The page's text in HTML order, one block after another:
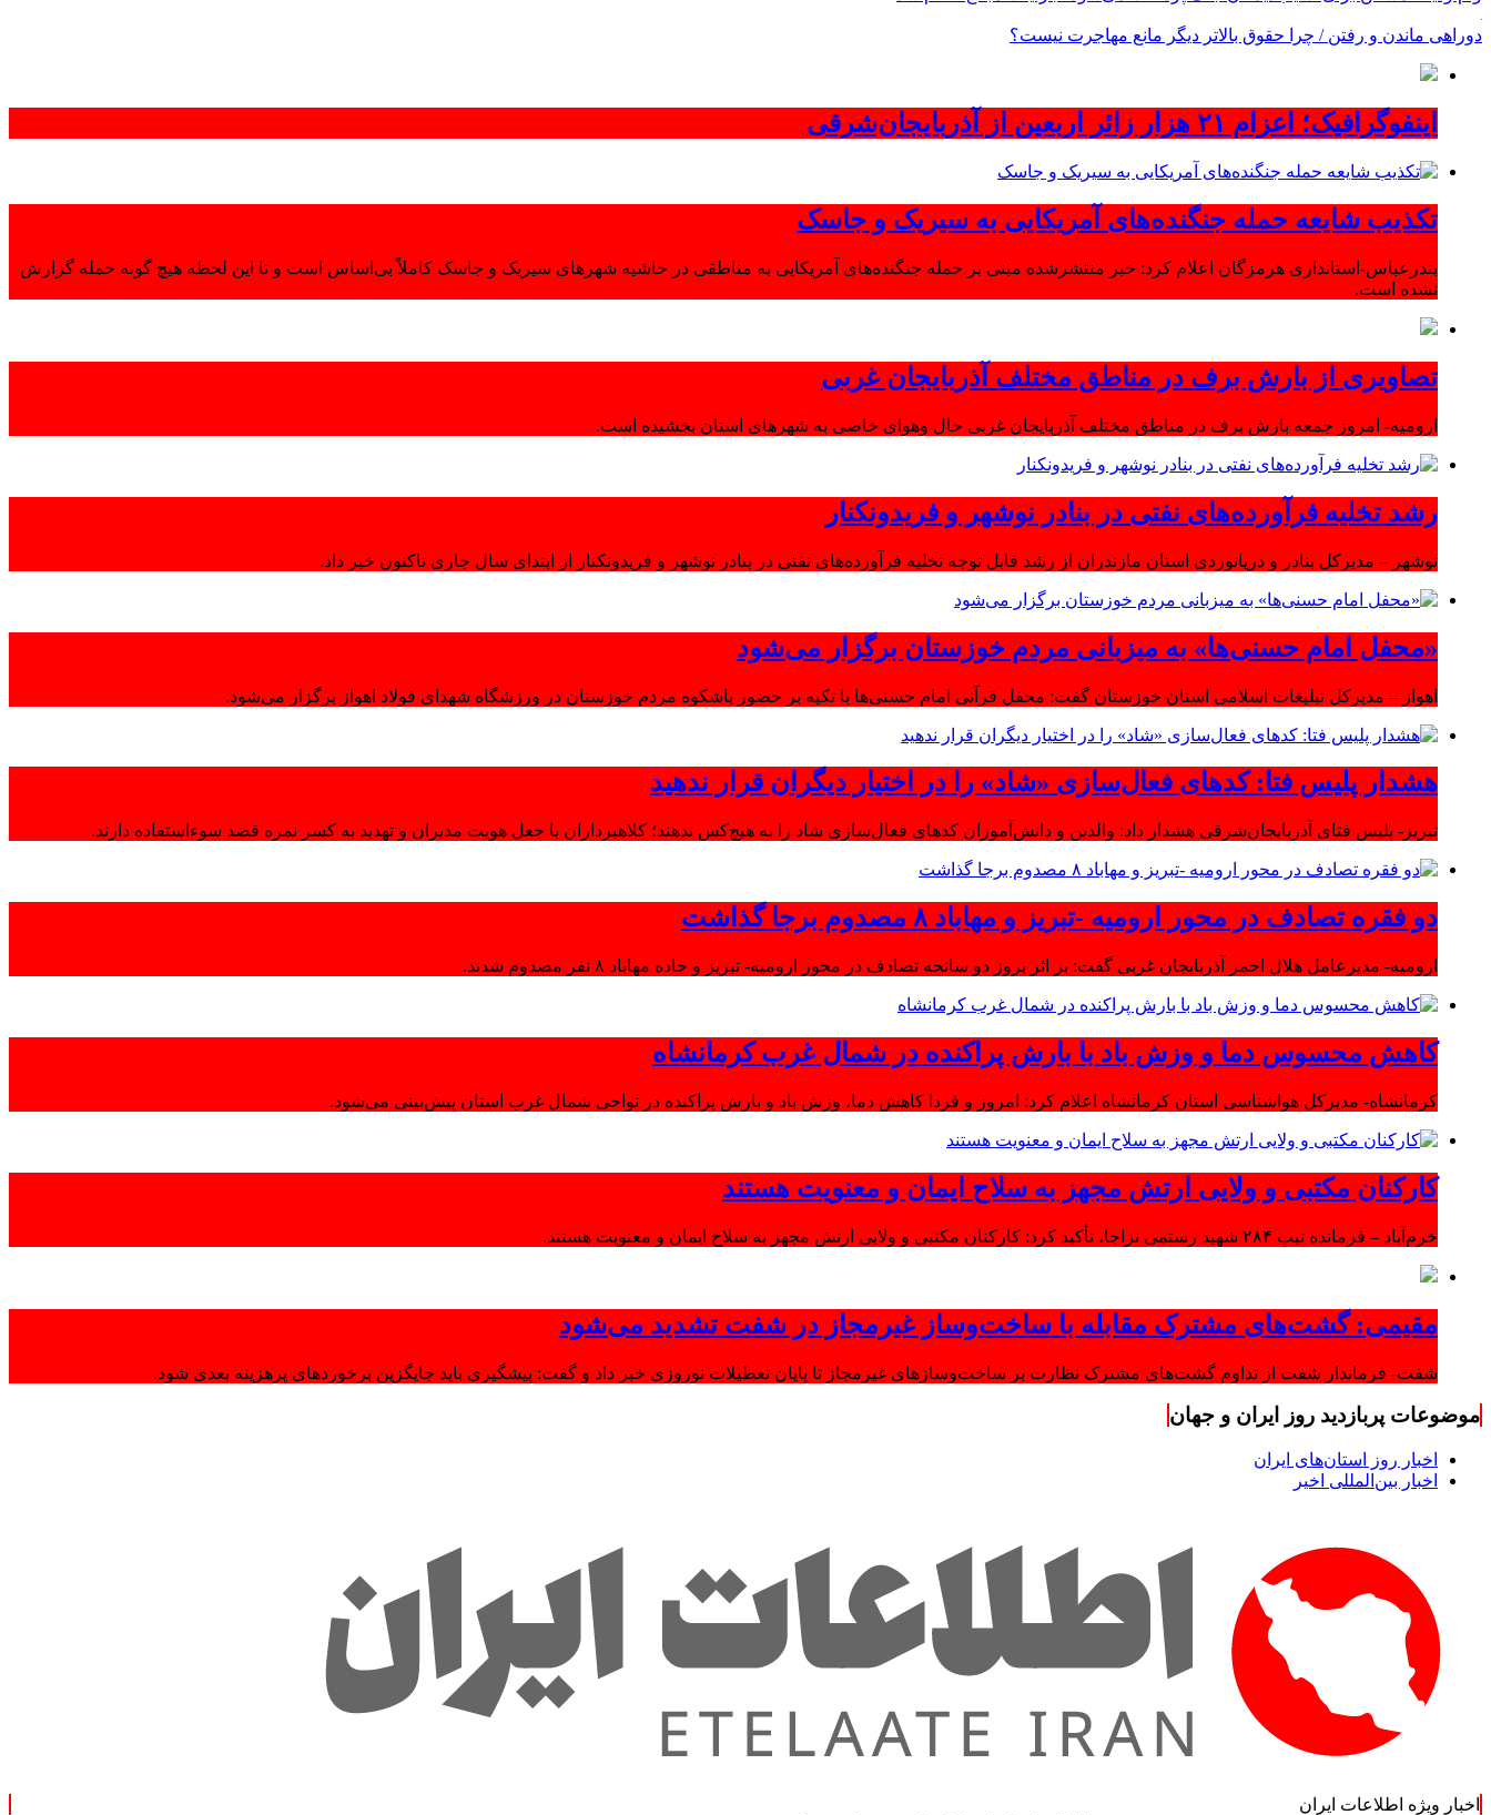
دوراهی ماندن و رفتن / چرا حقوق بالاتر دیگر مانع مهاجرت نیست؟
اینفوگرافیک؛ اعزام ۲۱ هزار زائر اربعین از آذربایجان‌شرقی
تکذیب شایعه حمله جنگنده‌های آمریکایی به سیریک و جاسک
بندرعباس-استانداری هرمزگان اعلام کرد: خبر منتشرشده مبنی بر حمله جنگنده‌های آمریکایی به مناطقی در حاشیه شهرهای سیریک و جاسک کاملاً بی‌اساس است و تا این لحظه هیچ گونه حمله گزارش
نشده است.
تصاویری از بارش برف در مناطق مختلف آذربایجان غربی
ارومیه- امروز جمعه بارش برف در مناطق مختلف آذربایجان غربی حال وهوای خاصی به شهرهای استان بخشیده است.
رشد تخلیه فرآورده‌های نفتی در بنادر نوشهر و فریدونکنار
نوشهر – مدیرکل بنادر و دریانوردی استان مازندران از رشد قابل توجه تخلیه فرآورده‌های نفتی در بنادر نوشهر و فریدونکنار از ابتدای سال جاری تاکنون خبر داد.
«محفل امام حسنی‌ها» به میزبانی مردم خوزستان برگزار می‌شود
اهواز – مدیرکل تبلیغات اسلامی استان خوزستان گفت: محفل قرآنی امام حسنی‌ها با تکیه بر حضور باشکوه مردم خوزستان در ورزشگاه شهدای فولاد اهواز برگزار می‌شود.
هشدار پلیس فتا: کدهای فعال‌سازی «شاد» را در اختیار دیگران قرار ندهید
تبریز- پلیس فتای آذربایجان‌شرقی هشدار داد: والدین و دانش‌آموزان کدهای فعال‌سازی شاد را به هیچ‌کس ندهند؛ کلاهبرداران با جعل هویت مدیران و تهدید به کسر نمره قصد سوءاستفاده دارند.
دو فقره تصادف در محور ارومیه -تبریز و مهاباد ۸ مصدوم برجا گذاشت
ارومیه- مدیرعامل هلال احمر آذربایجان غربی گفت: بر اثر بروز دو سانحه تصادف در محور ارومیه- تبریز و جاده مهاباد ۸ نفر مصدوم شدند.
کاهش محسوس دما و وزش باد با بارش پراکنده در شمال غرب کرمانشاه
کرمانشاه- مدیرکل هواشناسی استان کرمانشاه اعلام کرد: امروز و فردا کاهش دما، وزش باد و بارش پراکنده در نواحی شمال غرب استان پیش‌بینی می‌شود.
کارکنان مکتبی و ولایی ارتش مجهز به سلاح ایمان و معنویت هستند
خرم‌آباد – فرمانده تیپ ۲۸۴ شهید رستمی نزاجا، تأکید کرد: کارکنان مکتبی و ولایی ارتش مجهز به سلاح ایمان و معنویت هستند.
مقیمی: گشت‌های مشترک مقابله با ساخت‌وساز غیرمجاز در شفت تشدید می‌شود
شفت- فرماندار شفت از تداوم گشت‌های مشترک نظارت بر ساخت‌وسازهای غیرمجاز تا پایان تعطیلات نوروزی خبر داد و گفت: پیشگیری باید جایگزین برخوردهای پرهزینه بعدی شود.
موضوعات پربازدید روز ایران و جهان
اخبار روز استان‌های ایران
اخبار بین‌المللی اخیر
اخبار ویژه اطلاعات ایران